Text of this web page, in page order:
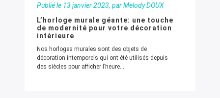
Publié le 13 janvier 2023, par Melody DOUX
L’horloge murale géante: une touche
de modernité pour votre décoration
intérieure
Nos horloges murales sont des objets de
décoration intemporels qui ont été utilisés depuis
des siècles pour afficher l’heure....